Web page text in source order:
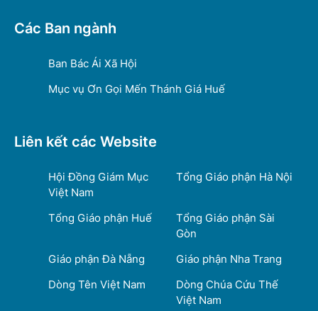
Các Ban ngành
Ban Bác Ái Xã Hội
Mục vụ Ơn Gọi Mến Thánh Giá Huế
Liên kết các Website
Hội Đồng Giám Mục
Việt Nam
Tổng Giáo phận Hà Nội
Tổng Giáo phận Huế
Tổng Giáo phận Sài
Gòn
Giáo phận Đà Nẵng
Giáo phận Nha Trang
Dòng Tên Việt Nam
Dòng Chúa Cứu Thế
Việt Nam